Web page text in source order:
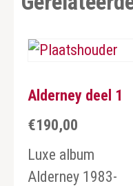
Alderney deel 1
€190,00
Luxe album
Alderney 1983-